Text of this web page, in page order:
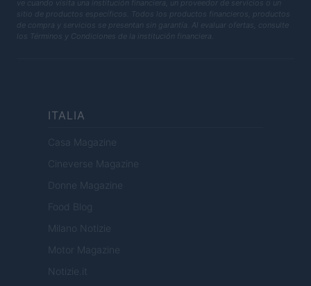
ve cuando visita una institución financiera, un proveedor de servicios o un
sitio de productos específicos. Todos los productos financieros, productos
de compra y servicios se presentan sin garantía. Al evaluar ofertas, consulte
los Términos y Condiciones de la institución financiera.
ITALIA
Casa Magazine
Cineverse Magazine
Donne Magazine
Food Blog
Milano Notizie
Motor Magazine
Notizie.it